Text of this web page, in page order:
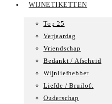
WIJNETIKETTEN
Top 25
Verjaardag
Vriendschap
Bedankt / Afscheid
Wijnliefhebber
Liefde / Bruiloft
Ouderschap